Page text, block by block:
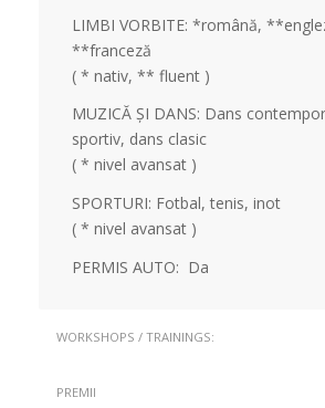
LIMBI VORBITE: *română,
**franceză
( * nativ, ** fluent )
MUZICĂ ȘI DANS: Dans
sportiv, dans clasic
( * nivel avansat )
SPORTURI: Fotbal, tenis, inot
( * nivel avansat )
PERMIS AUTO: Da
WORKSHOPS / TRAININGS:
PREMII